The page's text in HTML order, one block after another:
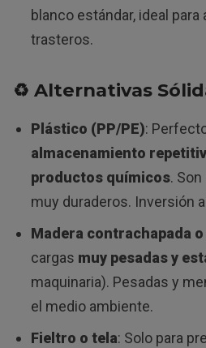
blanco estándar, ideal
trasteros.
♻️ Alternativas
Plástico (PP/PE):
almacenamiento
productos químicos. Son
muy duraderos. Inversión
Madera contrachapada
cargas muy pesadas y
maquinaria). Pesadas y
el medio ambiente.
Fieltro o tela: Solo para